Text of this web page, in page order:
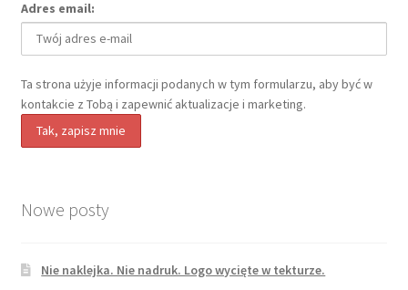
Adres email:
Ta strona użyje informacji podanych w tym formularzu, aby być w
kontakcie z Tobą i zapewnić aktualizacje i marketing.
Nowe posty
Nie naklejka. Nie nadruk. Logo wycięte w tekturze.